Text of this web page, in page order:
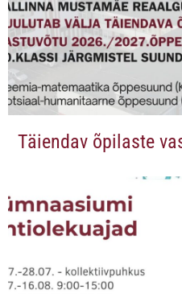
Täiendav õpilaste